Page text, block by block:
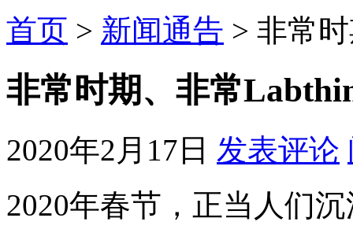
首页 > 新闻通告 > 非常
非常时期、非常
2020年2月17日 发表评论
2020年春节，正当人们